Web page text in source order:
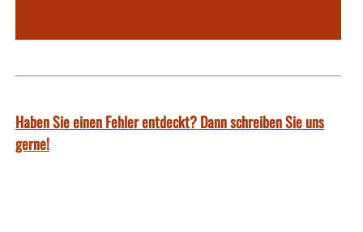
Haben Sie einen Fehler entdeckt? Dann schreiben Sie uns
gerne!